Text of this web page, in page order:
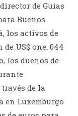
de Guias
Buenos
los activos de
US$ one. 044
los dueños de
de la
en Luxemburgo